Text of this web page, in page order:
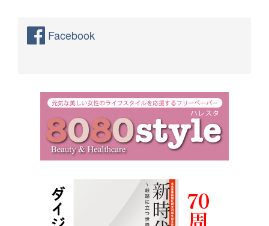
Facebook